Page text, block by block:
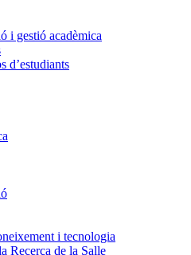
i gestió acadèmica
d’estudiants
i tecnologia
Recerca de la Salle